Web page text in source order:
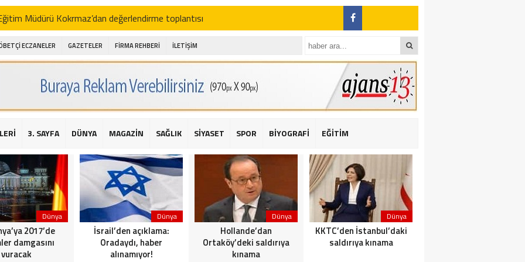
Müdürü Kokrmaz’dan değerlendirme toplantısı
Alibeyoğlu, Aile Destek Merkezini ziyaret etti
ıhlamur piyasalarda
şehitleri için bayraklı kayak gösterileri düzenlenecek
için yardım kermesi
2016 yılı değerlendirmesi
Sarıyer Çayırbaşı Cezayirli Hasan Paşa Camii’nde silahlı saldırı: 2 yaralı
Bahçeli’den Reina’ya düzenlenen terör saldırısına ilişkin açıklama
ECZANELER GAZETELER FİRMA REHBERİ İLETİŞİM
3. SAYFA DÜNYA MAGAZİN SAĞLIK SİYASET SPOR BİYOGRAFİ EĞİTİM
Dünya
2017’de
damgasını
vuracak
Dünya
İsrail’den açıklama:
Oradaydı, haber
alınamıyor!
Dünya
Hollande’dan
Ortaköy’deki saldırıya
kınama
Dünya
KKTC’den İstanbul’daki
saldırıya kınama